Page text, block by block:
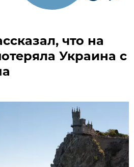
что на
Украина с